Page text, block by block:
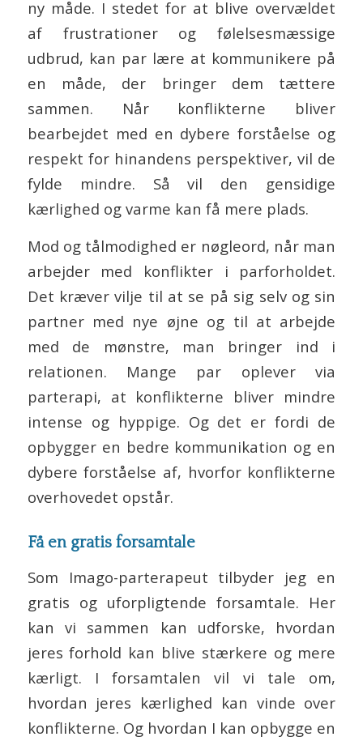
ny måde. I stedet for at blive overvældet
af frustrationer og følelsesmæssige
udbrud, kan par lære at kommunikere på
en måde, der bringer dem tættere
sammen. Når konflikterne bliver
bearbejdet med en dybere forståelse og
respekt for hinandens perspektiver, vil de
fylde mindre. Så vil den gensidige
kærlighed og varme kan få mere plads.
Mod og tålmodighed er nøgleord, når man
arbejder med konflikter i parforholdet.
Det kræver vilje til at se på sig selv og sin
partner med nye øjne og til at arbejde
med de mønstre, man bringer ind i
relationen. Mange par oplever via
parterapi, at konflikterne bliver mindre
intense og hyppige. Og det er fordi de
opbygger en bedre kommunikation og en
dybere forståelse af, hvorfor konflikterne
overhovedet opstår.
Få en gratis forsamtale
Som Imago-parterapeut tilbyder jeg en
gratis og uforpligtende forsamtale. Her
kan vi sammen kan udforske, hvordan
jeres forhold kan blive stærkere og mere
kærligt. I forsamtalen vil vi tale om,
hvordan jeres kærlighed kan vinde over
konflikterne. Og hvordan I kan opbygge en